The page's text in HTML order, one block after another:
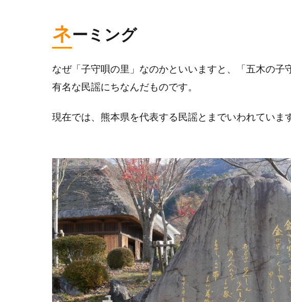
ネーミング
なぜ「子守唄の里」なのかといいますと、「五木の子
有名な民謡にちなんだものです。
現在では、熊本県を代表する民謡とまでいわれていま